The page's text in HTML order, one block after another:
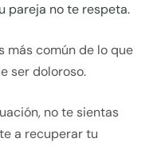
pareja no te respeta.
más común de lo que
ser doloroso.
no te sientas
a recuperar tu